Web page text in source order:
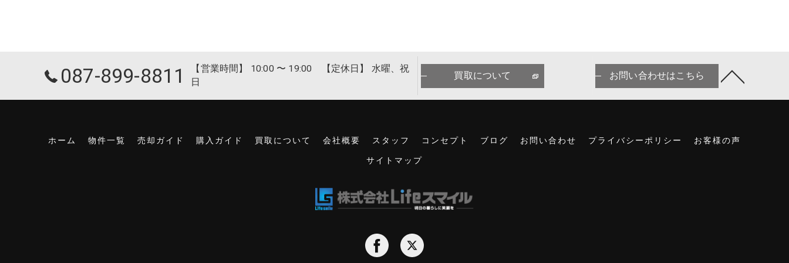
087-899-8811
【営業時間】 10:00 〜 19:00 【定休日】 水曜、祝
日
買取について お問い合わせはこちら
ホーム 物件一覧 売却ガイド 購入ガイド 買取について 会社概要 スタッフ コンセプト ブログ お問い合わせ プライバシーポリシー お客様の声
サイトマップ